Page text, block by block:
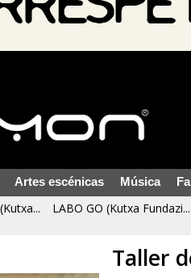
Artes escénicas Música
LABO GO (Kutxa Fundazi...
Taller